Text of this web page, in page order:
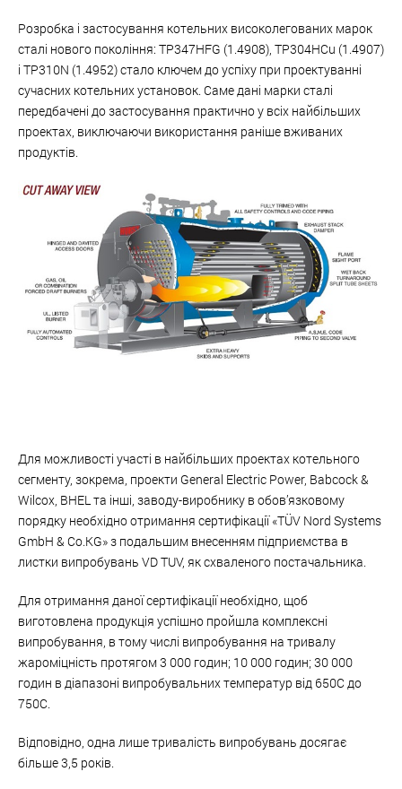
Розробка і застосування котельних високолегованих марок
сталі нового покоління: TP347HFG (1.4908), TP304HCu (1.4907)
і TP310N (1.4952) стало ключем до успіху при проектуванні
сучасних котельних установок. Саме дані марки сталі
передбачені до застосування практично у всіх найбільших
проектах, виключаючи використання раніше вживаних
продуктів.
Для можливості участі в найбільших проектах котельного
сегменту, зокрема, проекти General Electric Power, Babcock &
Wilcox, BHEL та інші, заводу-виробнику в обов’язковому
порядку необхідно отримання сертифікації «TÜV Nord Systems
GmbH & Co.KG» з подальшим внесенням підприємства в
листки випробувань VD TUV, як схваленого постачальника.
Для отримання даної сертифікації необхідно, щоб
виготовлена продукція успішно пройшла комплексні
випробування, в тому числі випробування на тривалу
жароміцність протягом 3 000 годин; 10 000 годин; 30 000
годин в діапазоні випробувальних температур від 650С до
750С.
Відповідно, одна лише тривалість випробувань досягає
більше 3,5 років.